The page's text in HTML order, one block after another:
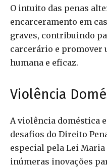
O intuito das penas
encarceramento em
graves, contribuindo
carcerário e promover
humana e eficaz.
Violência
A violência doméstica
desafios do Direito
especial pela Lei Maria
inúmeras inovações